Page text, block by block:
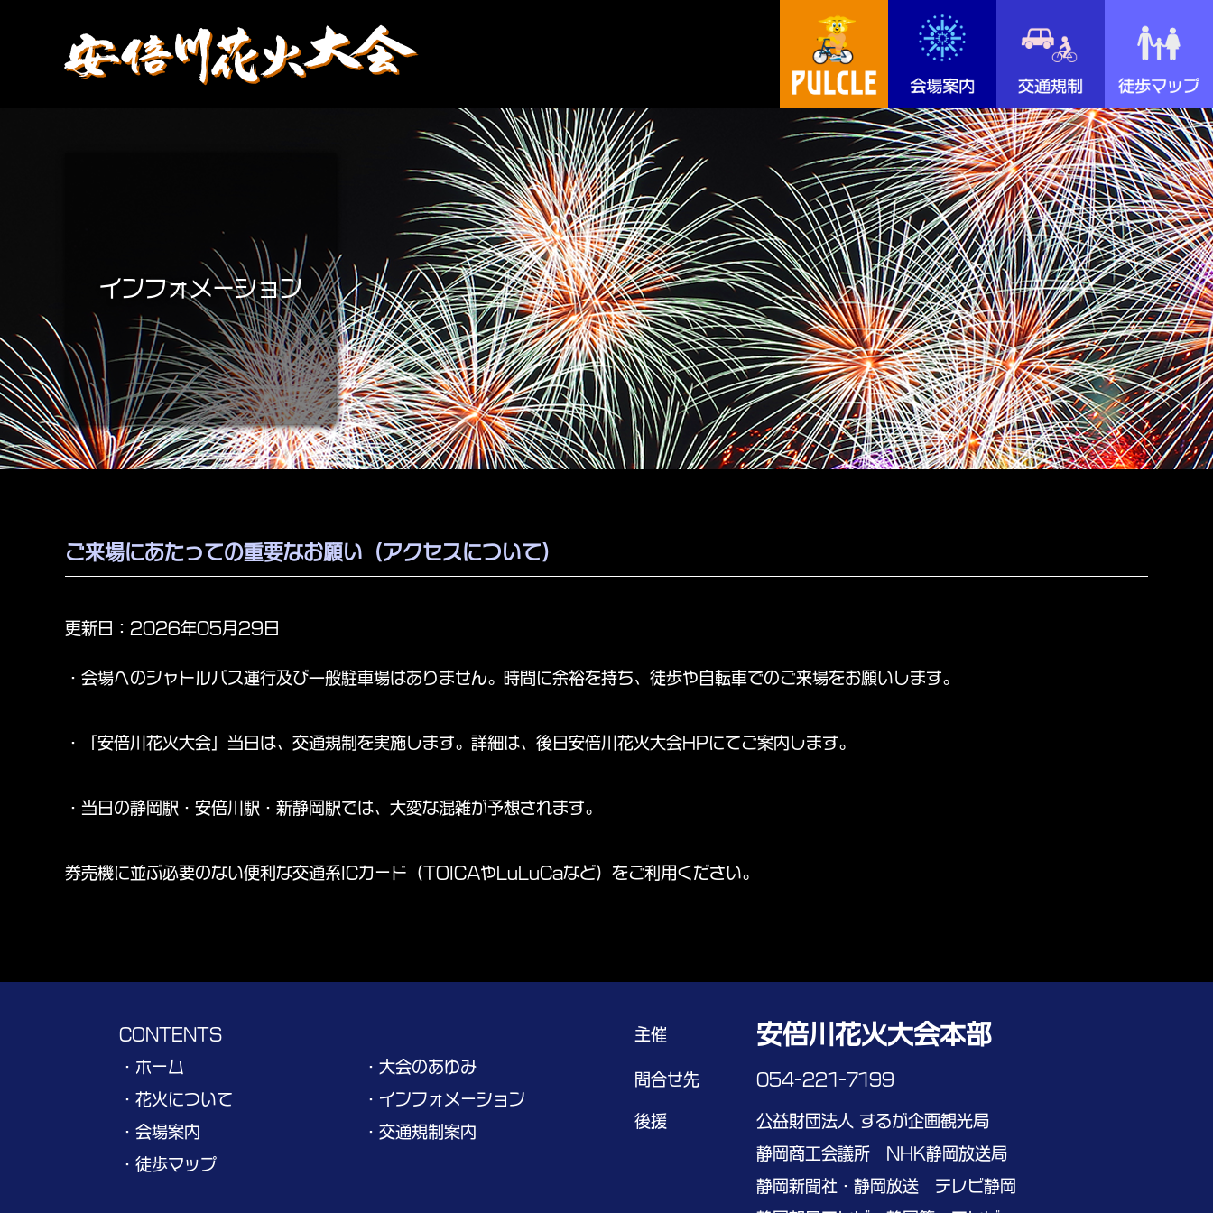
インフォメーション
ご来場にあたっての重要なお願い（アクセスについて）
更新日：2026年05月29日
・会場へのシャトルバス運行及び一般駐車場はありません。時間に余裕を持ち、徒歩や自転車でのご来場をお願いします。
・「安倍川花火大会」当日は、交通規制を実施します。詳細は、後日安倍川花火大会HPにてご案内します。
・当日の静岡駅・安倍川駅・新静岡駅では、大変な混雑が予想されます。
券売機に並ぶ必要のない便利な交通系ICカード（TOICAやLuLuCaなど）をご利用ください。
CONTENTS
・ホーム
・大会のあゆみ
・花火について
・インフォメーション
・会場案内
・交通規制案内
・徒歩マップ
主催 安倍川花火大会本部
問合せ先 054-221-7199
後援
公益財団法人 するが企画観光局
静岡商工会議所 NHK静岡放送局
静岡新聞社・静岡放送 テレビ静岡